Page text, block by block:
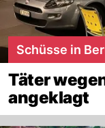
Schüsse in
Täter
angeklagt